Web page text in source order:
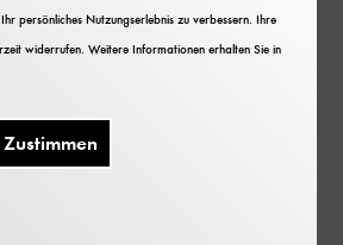
solche sollten im 17. Jahrhundert am
Bild: Deutsches Museum | Public Domain
sicherlich auf das adlige
persönliches Nutzungserlebnis zu verbessern. Ihre
widerrufen. Weitere Informationen erhalten Sie in
Zustimmen